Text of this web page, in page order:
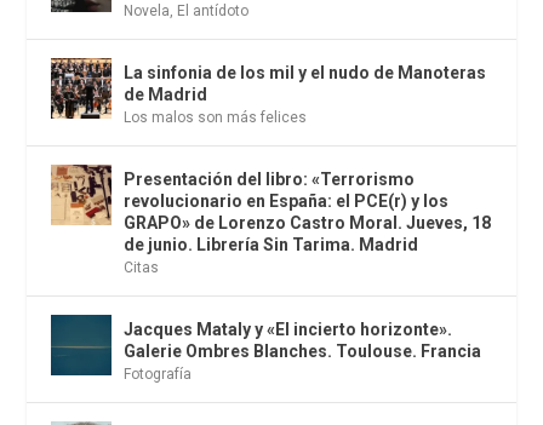
Novela, El antídoto
La sinfonia de los mil y el nudo de Manoteras
de Madrid
Los malos son más felices
Presentación del libro: «Terrorismo
revolucionario en España: el PCE(r) y los
GRAPO» de Lorenzo Castro Moral. Jueves, 18
de junio. Librería Sin Tarima. Madrid
Citas
Jacques Mataly y «El incierto horizonte».
Galerie Ombres Blanches. Toulouse. Francia
Fotografía